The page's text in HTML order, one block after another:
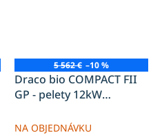
5 562 € –10 %
Draco bio COMPACT FII
GP - pelety 12kW
NA OBJEDNÁVKU